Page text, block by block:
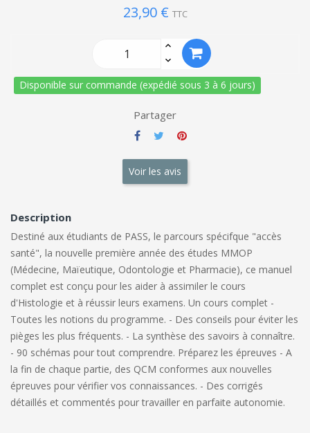
23,90 € TTC
Disponible sur commande (expédié sous 3 à 6 jours)
Partager
Voir les avis
Description
Destiné aux étudiants de PASS, le parcours spécifque "accès
santé", la nouvelle première année des études MMOP
(Médecine, Maïeutique, Odontologie et Pharmacie), ce manuel
complet est conçu pour les aider à assimiler le cours
d'Histologie et à réussir leurs examens. Un cours complet -
Toutes les notions du programme. - Des conseils pour éviter les
pièges les plus fréquents. - La synthèse des savoirs à connaître.
- 90 schémas pour tout comprendre. Préparez les épreuves - A
la fin de chaque partie, des QCM conformes aux nouvelles
épreuves pour vérifier vos connaissances. - Des corrigés
détaillés et commentés pour travailler en parfaite autonomie.